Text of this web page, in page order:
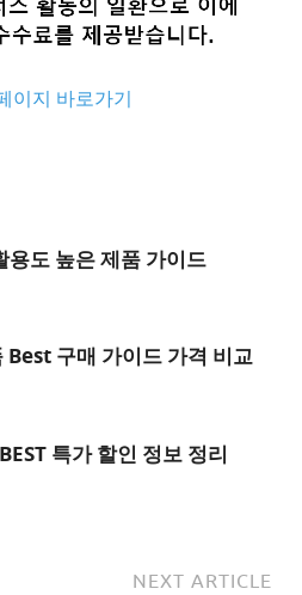
이지 바로가기
용도 높은 제품 가이드
Best 구매 가이드 가격 비교
특가 할인 정보 정리
NEXT ARTICLE